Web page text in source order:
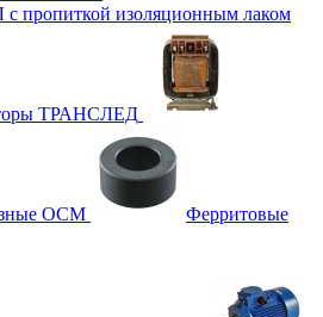
пропиткой изоляционным лаком
ТРАНСЛЕД
ОСМ
Ферритовые